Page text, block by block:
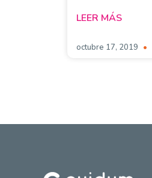
LEER MÁS
octubre 17, 2019